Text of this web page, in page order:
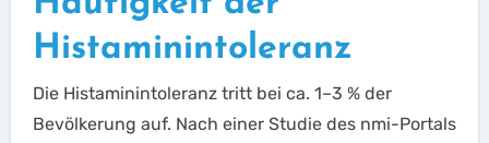
Histaminintoleranz
Die Histaminintoleranz tritt bei ca. 1–3 % der
Bevölkerung auf. Nach einer Studie des nmi-Portals